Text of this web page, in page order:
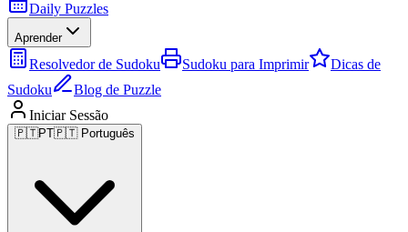
Daily Puzzles
Aprender
Resolvedor de Sudoku Sudoku para Imprimir
Dicas de
Sudoku
Blog de Puzzle
Iniciar Sessão
🇵🇹PT🇵🇹 Português